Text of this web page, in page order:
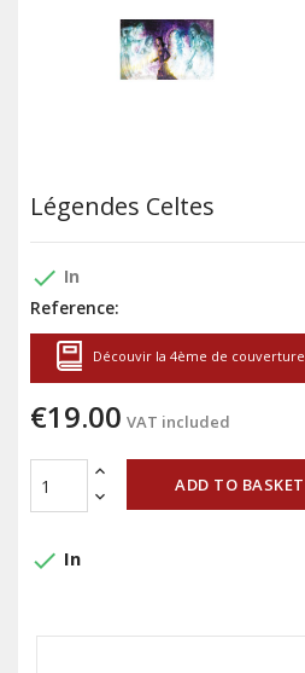
Légendes Celtes
done In
Reference:
Découvir la 4ème de couverture
€19.00 VAT included
ADD TO BASKET
done In